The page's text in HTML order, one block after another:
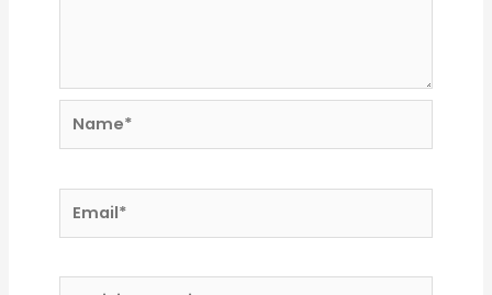
Name*
Email*
Kotisivun